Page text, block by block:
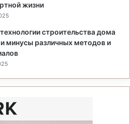
жизни
строительства дома
минусы различных методов и